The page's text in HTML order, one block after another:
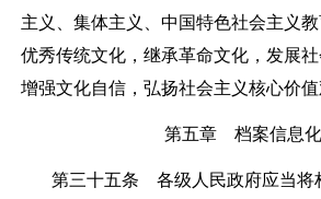
主义、集体主义、中国特色社会主义
优秀传统文化，继承革命文化，发展社
增强文化自信，弘扬社会主义核心价值
第五章 档案信息
第三十五条 各级人民政府应当将